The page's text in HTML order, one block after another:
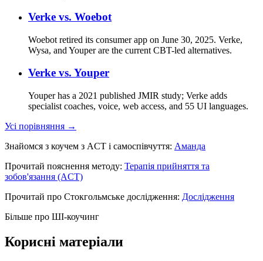
Verke vs. Woebot
Woebot retired its consumer app on June 30, 2025. Verke,
Wysa, and Youper are the current CBT-led alternatives.
Verke vs. Youper
Youper has a 2021 published JMIR study; Verke adds
specialist coaches, voice, web access, and 55 UI languages.
Усі порівняння →
Знайомся з коучем з ACT і самоспівчуття: Аманда
Прочитай пояснення методу: Терапія прийняття та
зобов'язання (ACT)
Прочитай про Стокгольмське дослідження: Дослідження
Більше про ШІ-коучинг
Корисні матеріали